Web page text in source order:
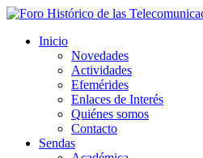
Inicio
Novedades
Actividades
Efemérides
Enlaces de Interés
Quiénes somos
Contacto
Sendas